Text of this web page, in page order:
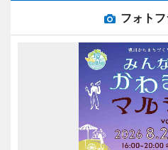
フォト